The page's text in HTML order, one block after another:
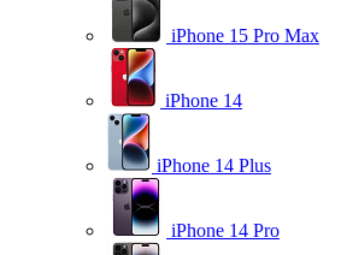
iPhone 15 Pro Max
iPhone 14
iPhone 14 Plus
iPhone 14 Pro